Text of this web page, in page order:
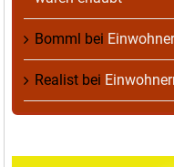
Bomml bei
Realist bei